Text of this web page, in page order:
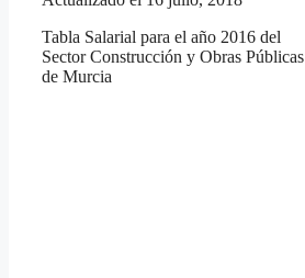
Tabla Salarial para el año 2016 del
Sector Construcción y Obras Públicas
de Murcia